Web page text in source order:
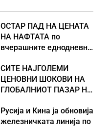
ОСТАР ПАД НА ЦЕНАТА
НА НАФТАТА по
вчерашните еднодневни
СИТЕ НАЈГОЛЕМИ
ЦЕНОВНИ ШОКОВИ НА
ГЛОБАЛНИОТ ПАЗАР НА
воените конфликти во
Персискиот Залив
Русија и Кина ја обновија
железничката линија по